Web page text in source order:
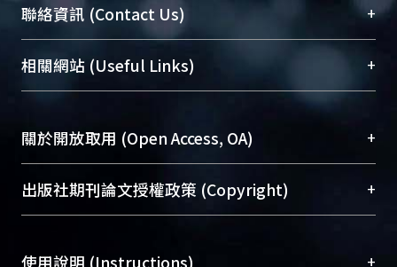
臺大位居世界頂尖大學之列，為永久珍藏及向國際
展現本校豐碩的研究成果及學術能量，圖書館整合
機構典藏（NTUR）與學術庫（AH）不同功能平
台，成為臺大學術典藏NTU scholars。期能整合研
究能量、促進交流合作、保存學術產出、推廣研究
成果。
To permanently archive and promote researcher
profiles and scholarly works, Library integrates the
services of “NTU Repository” with “Academic
聯絡資訊 (Contact Us) +
總館學科館員(Main Library)
醫學圖書館學科館員(Medical Library)
(Social
Sciences Library)
相關網站 (Useful Links) +
關於開放取用 (Open Access, OA) +
開放取用是從使用者角度提升資訊取用性的社會運
動，應用在學術研究上是透過將研究著作公開供使
用逐年攀升。同時可加速研究發展、提升研究影響
出版社期刊論文授權政策 (Copyright) +
使用說明 (Instructions) +